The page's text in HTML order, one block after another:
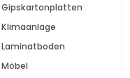
Gipskartonplatten
Klimaanlage
Laminatboden
Möbel